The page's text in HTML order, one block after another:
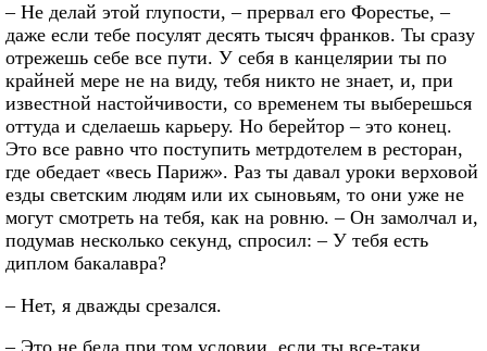
– Не делай этой глупости, – прервал его Форестье, –
даже если тебе посулят десять тысяч франков. Ты сразу
отрежешь себе все пути. У себя в канцелярии ты по
крайней мере не на виду, тебя никто не знает, и, при
известной настойчивости, со временем ты выберешься
оттуда и сделаешь карьеру. Но берейтор – это конец.
Это все равно что поступить метрдотелем в ресторан,
где обедает «весь Париж». Раз ты давал уроки верховой
езды светским людям или их сыновьям, то они уже не
могут смотреть на тебя, как на ровню. – Он замолчал и,
подумав несколько секунд, спросил: – У тебя есть
диплом бакалавра?
– Нет, я дважды срезался.